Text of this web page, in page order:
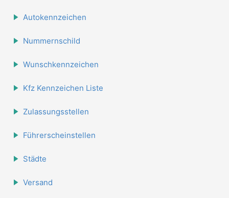
Autokennzeichen
Nummernschild
Wunschkennzeichen
Kfz Kennzeichen Liste
Zulassungsstellen
Führerscheinstellen
Städte
Versand